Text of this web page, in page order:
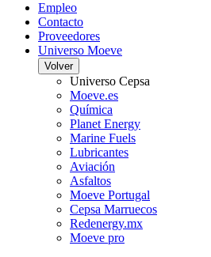
Empleo
Contacto
Proveedores
Universo Moeve
Volver
Universo Cepsa
Moeve.es
Química
Planet Energy
Marine Fuels
Lubricantes
Aviación
Asfaltos
Moeve Portugal
Cepsa Marruecos
Redenergy.mx
Moeve pro